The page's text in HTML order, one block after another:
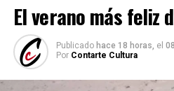
El verano más feliz
Publicado hace 18 horas, el
Por Contarte Cultura